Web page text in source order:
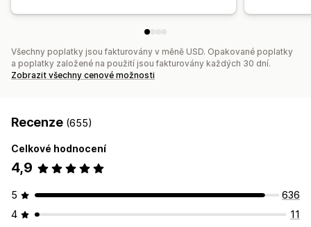
Všechny poplatky jsou fakturovány v měně USD. Opakované poplatky
a poplatky založené na použití jsou fakturovány každých 30 dní.
Zobrazit všechny cenové možnosti
Recenze (655)
Celkové hodnocení
4,9
5
636
4
11